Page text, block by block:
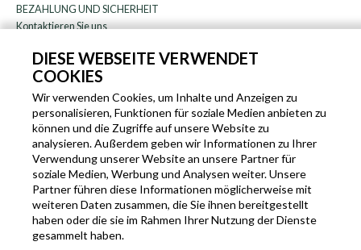
DIESE WEBSEITE VERWENDET
COOKIES
Wir verwenden Cookies, um Inhalte und Anzeigen zu
personalisieren, Funktionen für soziale Medien anbieten zu
können und die Zugriffe auf unsere Website zu
analysieren. Außerdem geben wir Informationen zu Ihrer
Verwendung unserer Website an unsere Partner für
soziale Medien, Werbung und Analysen weiter. Unsere
Partner führen diese Informationen möglicherweise mit
weiteren Daten zusammen, die Sie ihnen bereitgestellt
haben oder die sie im Rahmen Ihrer Nutzung der Dienste
gesammelt haben.
BEZAHLUNG UND SICHERHEIT
Kontaktieren Sie uns
DAS UNTERNEHMEN
Rundschreiben
über uns
Blog
Partnerprogramm
EN IT FR DE